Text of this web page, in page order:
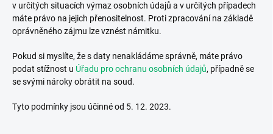
v určitých situacích výmaz osobních údajů a v určitých případech
máte právo na jejich přenositelnost. Proti zpracování na základě
oprávněného zájmu lze vznést námitku.
Pokud si myslíte, že s daty nenakládáme správně, máte právo
podat stížnost u Úřadu pro ochranu osobních údajů, případně se
se svými nároky obrátit na soud.
Tyto podmínky jsou účinné od 5. 12. 2023.